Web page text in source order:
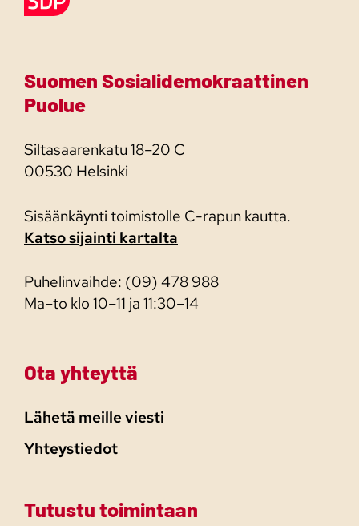
Suomen Sosialidemokraattinen
Puolue
Siltasaarenkatu 18–20 C
00530 Helsinki
Sisäänkäynti toimistolle C-rapun kautta.
Katso sijainti kartalta
Puhelinvaihde: (09) 478 988
Ma–to klo 10–11 ja 11:30–14
Ota yhteyttä
Lähetä meille viesti
Yhteystiedot
Tutustu toimintaan